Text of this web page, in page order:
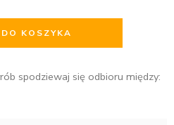
KOSZYKA
spodziewaj się odbioru między: